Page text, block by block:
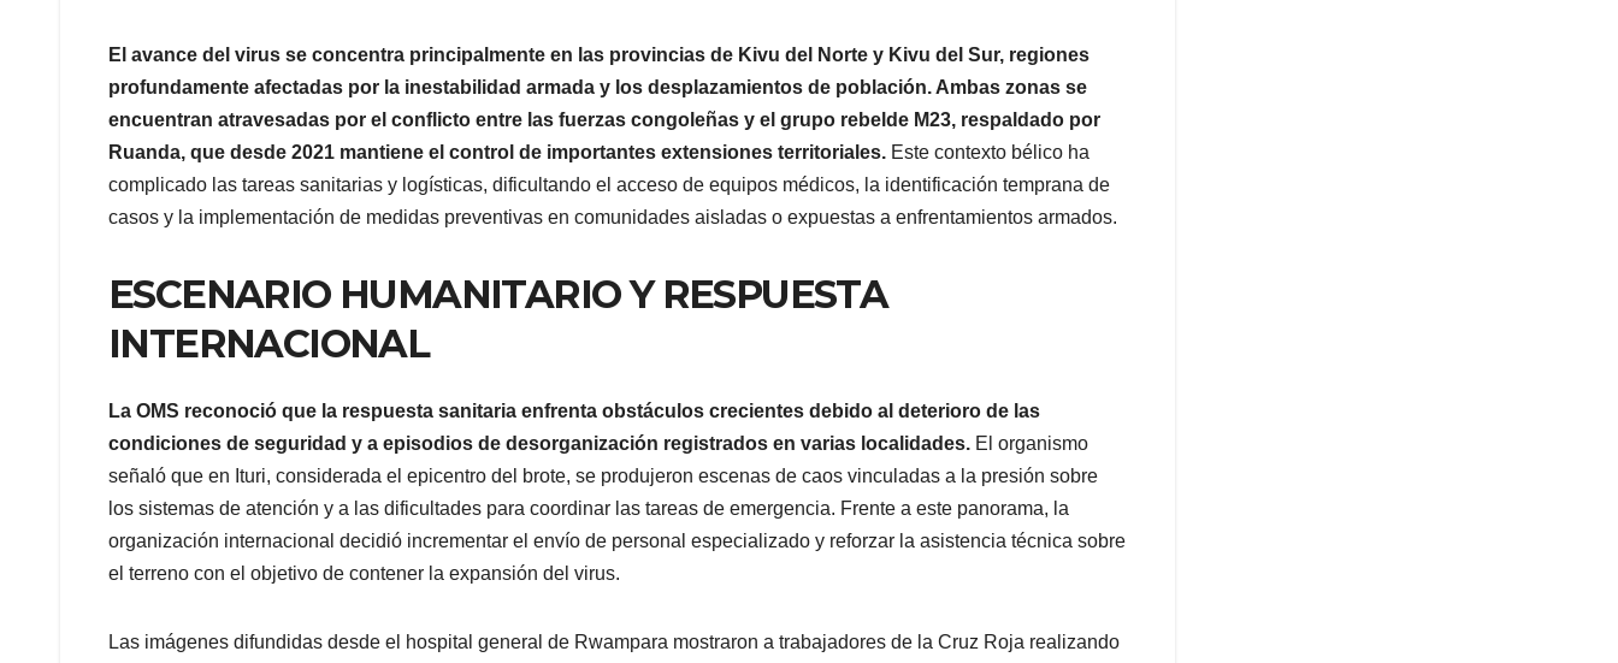
El avance del virus se concentra principalmente en las provincias de Kivu del Norte y Kivu del Sur, regiones
profundamente afectadas por la inestabilidad armada y los desplazamientos de población. Ambas zonas se
encuentran atravesadas por el conflicto entre las fuerzas congoleñas y el grupo rebelde M23, respaldado por
Ruanda, que desde 2021 mantiene el control de importantes extensiones territoriales. Este contexto bélico ha
complicado las tareas sanitarias y logísticas, dificultando el acceso de equipos médicos, la identificación temprana de
casos y la implementación de medidas preventivas en comunidades aisladas o expuestas a enfrentamientos armados.
ESCENARIO HUMANITARIO Y RESPUESTA
INTERNACIONAL
La OMS reconoció que la respuesta sanitaria enfrenta obstáculos crecientes debido al deterioro de las
condiciones de seguridad y a episodios de desorganización registrados en varias localidades. El organismo
señaló que en Ituri, considerada el epicentro del brote, se produjeron escenas de caos vinculadas a la presión sobre
los sistemas de atención y a las dificultades para coordinar las tareas de emergencia. Frente a este panorama, la
organización internacional decidió incrementar el envío de personal especializado y reforzar la asistencia técnica sobre
el terreno con el objetivo de contener la expansión del virus.
Las imágenes difundidas desde el hospital general de Rwampara mostraron a trabajadores de la Cruz Roja realizando